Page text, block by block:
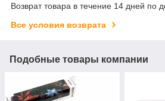
Возврат товара в течение 14 дней по
Все условия возврата
Подобные товары компании